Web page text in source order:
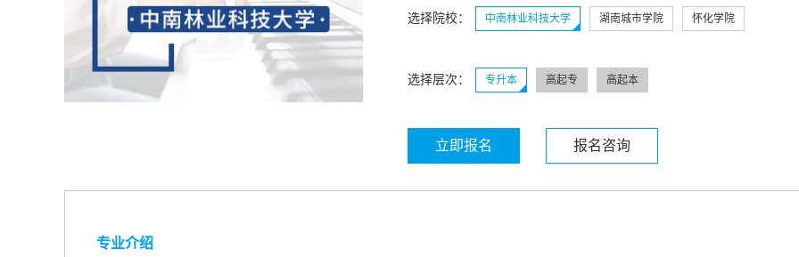
选择院校： 中南林业科技大学 湖南城市学院 怀化学院
选择层次： 专升本 高起专 高起本
立即报名 报名咨询
专业介绍